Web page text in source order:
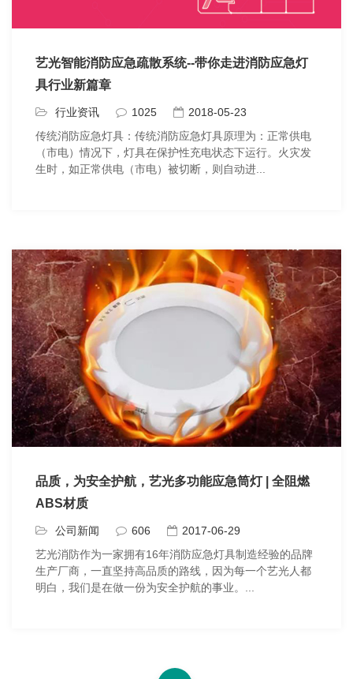
艺光智能消防应急疏散系统--带你走进消防应急灯
具行业新篇章
行业资讯 1025
2018-05-23
传统消防应急灯具：传统消防应急灯具原理为：正常供电
（市电）情况下，灯具在保护性充电状态下运行。火灾发
生时，如正常供电（市电）被切断，则自动进...
品质，为安全护航，艺光多功能应急筒灯 | 全阻燃
ABS材质
公司新闻 606
2017-06-29
艺光消防作为一家拥有16年消防应急灯具制造经验的品牌
生产厂商，一直坚持高品质的路线，因为每一个艺光人都
明白，我们是在做一份为安全护航的事业。...